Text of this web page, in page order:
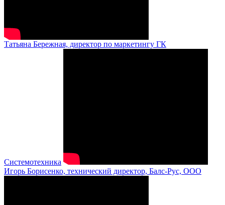
Татьяна Бережная, директор по маркетингу ГК
Системотехника
Игорь Борисенко, технический директор, Балс-Рус, ООО